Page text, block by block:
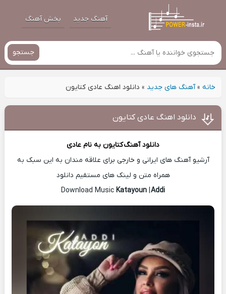
آهنگ جدید پخش آهنگ
جستجو
خانه»آهنگ های جدید » دانلود اهنگ عادی کتایون
دانلود اهنگ عادی کتایون
دانلود آهنگکتایون به نام عادی
آرشیو آهنگ های ایرانی و خارجی برای علاقه مندان به این سبک به
همراه متن و لینک های مستقیم دانلود
Download Music
Katayoun|Addi